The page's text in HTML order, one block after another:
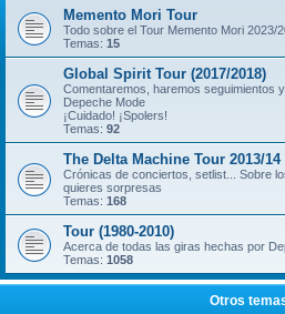
Memento Mori Tour
Todo sobre el Tour Memento Mori 2023/
Temas: 15
Global Spirit Tour (2017/2018)
Comentaremos, haremos seguimientos
Depeche Mode
¡Cuidado! ¡Spolers!
Temas: 92
The Delta Machine Tour 2013/14
Crónicas de conciertos, setlist... Sobre
quieres sorpresas
Temas: 168
Tour (1980-2010)
Acerca de todas las giras hechas por
Temas: 1058
Otros